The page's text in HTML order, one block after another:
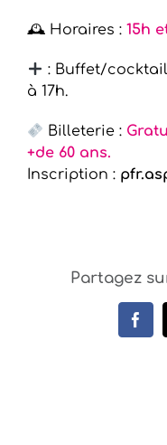
🕰 Horaires : 15h
: Buffet/cocktail
à 17h.
Billeterie :
+de 60 ans.
Inscription :
Partagez